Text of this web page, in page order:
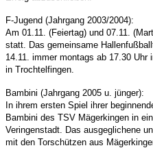
F-Jugend (Jahrgang 2003/2004):
Am 01.11. (Feiertag) und 07.11.
statt. Das gemeinsame
14.11. immer montags ab 17.30 Uhr
in Trochtelfingen.
Bambini (Jahrgang 2005 u. jünger):
In ihrem ersten Spiel ihrer
Bambini des TSV Mägerkingen in
Veringenstadt. Das ausgeglichene
mit den Torschützen aus